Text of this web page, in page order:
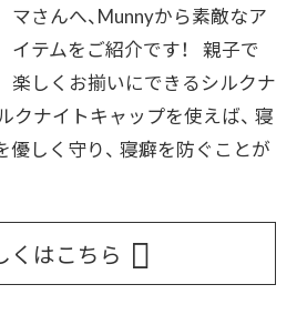
マさんへ、Munnyから素敵なア
イテムをご紹介です！ 親子で
楽しくお揃いにできるシルクナ
ナイトキャップを使えば、 寝
しく守り、 寝癖を防ぐことが
くはこちら